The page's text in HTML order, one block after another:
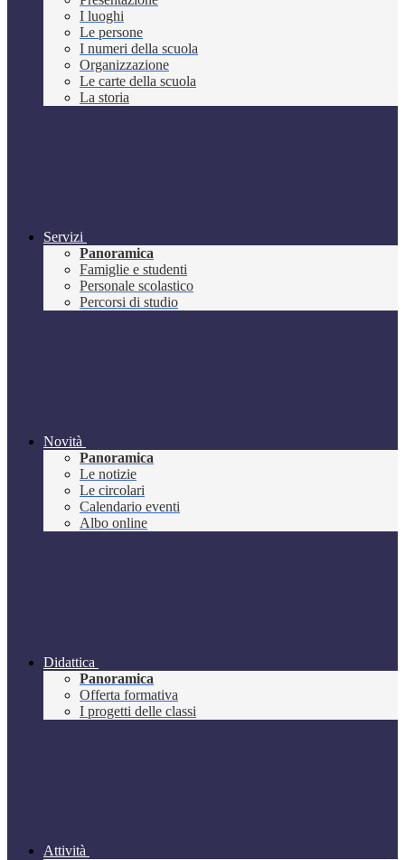
I luoghi
Le persone
I numeri della scuola
Organizzazione
Le carte della scuola
La storia
Servizi
Panoramica
Famiglie e studenti
Personale scolastico
Percorsi di studio
Novità
Panoramica
Le notizie
Le circolari
Calendario eventi
Albo online
Didattica
Panoramica
Offerta formativa
I progetti delle classi
Attività